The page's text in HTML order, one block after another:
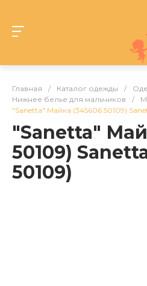
Главная / Каталог одежды /
Нижнее белье для мальчиков
/
"Sanetta" Майка (345606 50109)
"Sanetta"
50109)
50109)